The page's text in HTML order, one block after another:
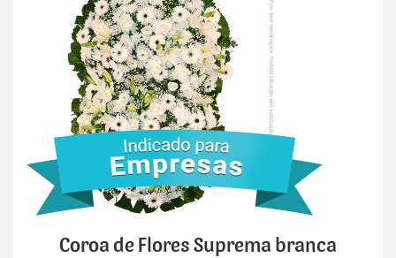
Coroa de Flores Suprema branca